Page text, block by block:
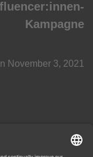
Kampagne
November 3, 2021
knusprig,